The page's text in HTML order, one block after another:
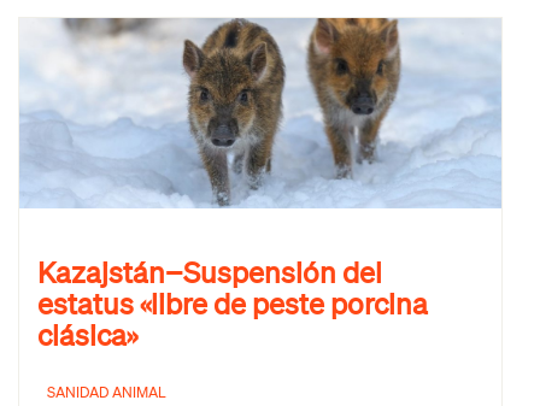
Kazajstán−Suspensión del
estatus «libre de peste porcina
clásica»
SANIDAD ANIMAL